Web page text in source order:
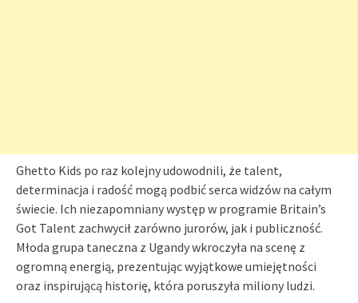
Ghetto Kids po raz kolejny udowodnili, że talent,
determinacja i radość mogą podbić serca widzów na całym
świecie. Ich niezapomniany występ w programie Britain’s
Got Talent zachwycił zarówno jurorów, jak i publiczność.
Młoda grupa taneczna z Ugandy wkroczyła na scenę z
ogromną energią, prezentując wyjątkowe umiejętności
oraz inspirującą historię, która poruszyła miliony ludzi.